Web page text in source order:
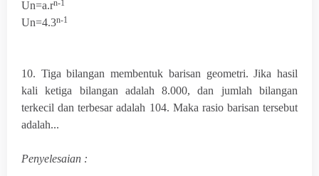
Un=a.rn-1
Un=4.3n-1
10. Tiga bilangan membentuk barisan geometri. Jika hasil
kali ketiga bilangan adalah 8.000, dan jumlah bilangan
terkecil dan terbesar adalah 104. Maka rasio barisan tersebut
adalah...
Penyelesaian :